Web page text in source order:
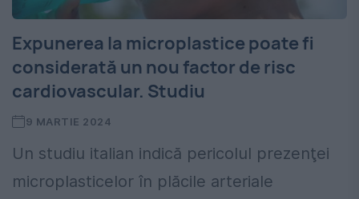
Expunerea la microplastice poate fi
considerată un nou factor de risc
cardiovascular. Studiu
9 MARTIE 2024
Un studiu italian indică pericolul prezenţei
microplasticelor în plăcile arteriale